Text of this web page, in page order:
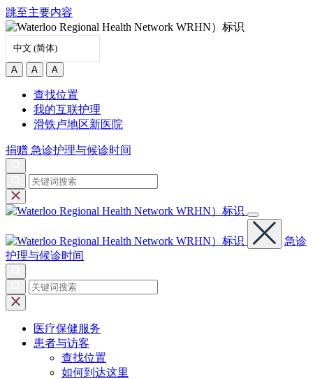
跳至主要内容
中文 (简体)
A A A
查找位置
我的互联护理
滑铁卢地区新医院
捐赠 急诊护理与候诊时间
急诊
护理与候诊时间
医疗保健服务
患者与访客
查找位置
如何到达这里